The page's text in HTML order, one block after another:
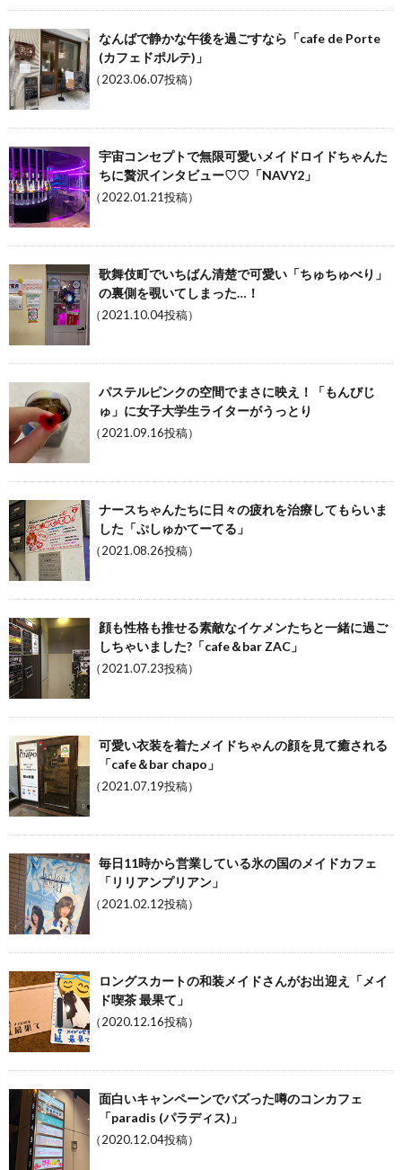
なんばで静かな午後を過ごすなら「cafe de Porte
(カフェドポルテ)」
（2023.06.07投稿）
宇宙コンセプトで無限可愛いメイドロイドちゃんた
ちに贅沢インタビュー♡♡「NAVY2」
（2022.01.21投稿）
歌舞伎町でいちばん清楚で可愛い「ちゅちゅべり」
の裏側を覗いてしまった…！
（2021.10.04投稿）
パステルピンクの空間でまさに映え！「もんびじ
ゅ」に女子大学生ライターがうっとり
（2021.09.16投稿）
ナースちゃんたちに日々の疲れを治療してもらいま
した「ぷしゅかてーてる」
（2021.08.26投稿）
顔も性格も推せる素敵なイケメンたちと一緒に過ご
しちゃいました?「cafe＆bar ZAC」
（2021.07.23投稿）
可愛い衣装を着たメイドちゃんの顔を見て癒される
「cafe＆bar chapo」
（2021.07.19投稿）
毎日11時から営業している氷の国のメイドカフェ
「リリアンプリアン」
（2021.02.12投稿）
ロングスカートの和装メイドさんがお出迎え「メイ
ド喫茶 最果て」
（2020.12.16投稿）
面白いキャンペーンでバズった噂のコンカフェ
「paradis (パラディス)」
（2020.12.04投稿）